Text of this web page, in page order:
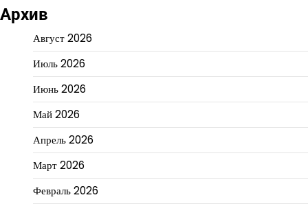
Архив
Август 2026
Июль 2026
Июнь 2026
Май 2026
Апрель 2026
Март 2026
Февраль 2026